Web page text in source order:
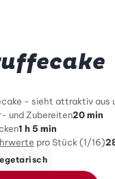
- sieht attraktiv aus
und Zubereiten20 min
1 h 5 min
pro Stück (1/16)